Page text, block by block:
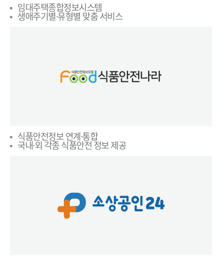
임대주택종합정보시스템
생애주기별·유형별 맞춤 서비스
식품안전정보 연계·통합
국내·외 각종 식품안전 정보 제공